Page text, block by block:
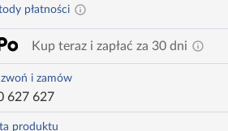
płatności
Kup teraz i zapłać za 30 dni
i zamów
627 627
produktu